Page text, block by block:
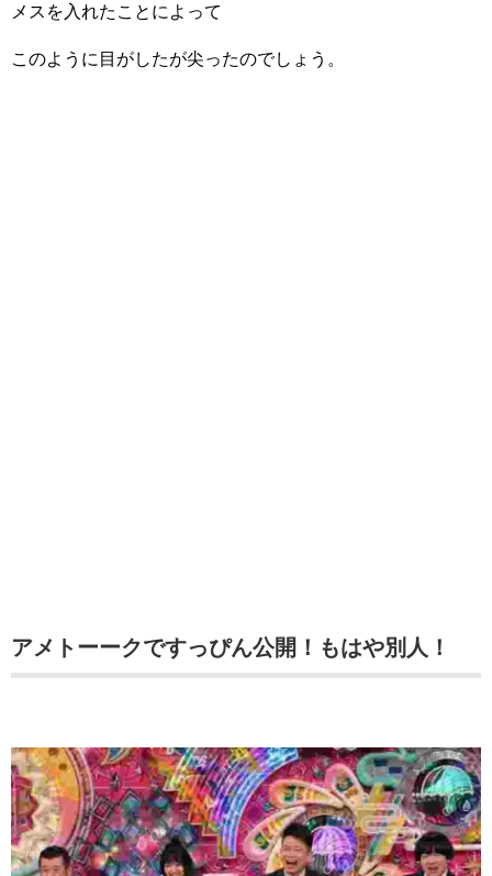
メスを入れたことによって
このように目がしたが尖ったのでしょう。
アメトーークですっぴん公開！もはや別人！